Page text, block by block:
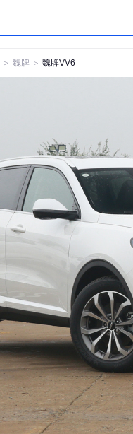
＞ 魏牌 ＞ 魏牌VV6